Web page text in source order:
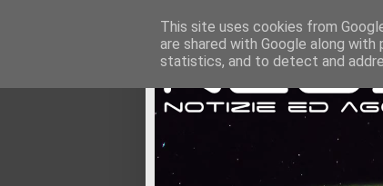
This site uses cookies from
are shared with Google along
statistics, and to detect and